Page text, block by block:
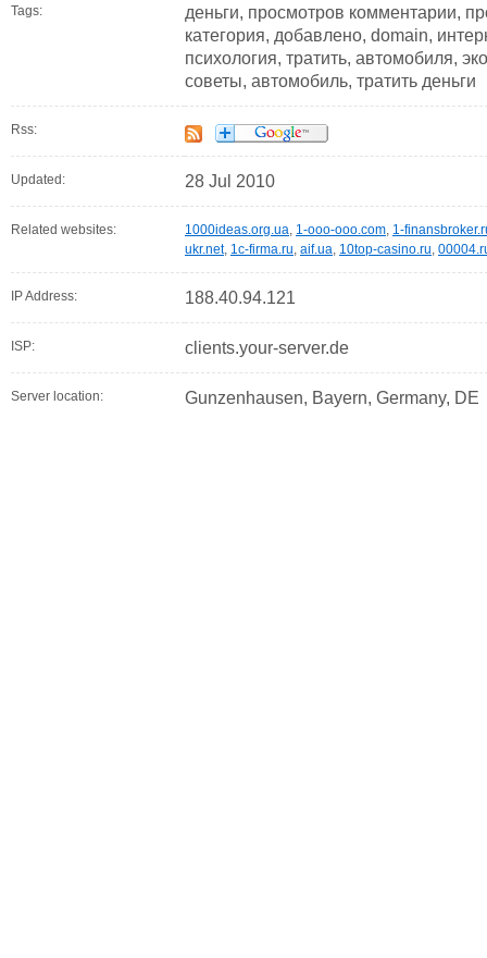
Tags:
деньги, просмотров комментарии,
категория, добавлено, domain,
психология, тратить, автомобиля,
советы, автомобиль, тратить деньги
Rss:
Updated: 28 Jul 2010
Related websites: 1000ideas.org.ua, 1-ooo-ooo.com, 1-
ukr.net, 1c-firma.ru, aif.ua, 10top-casino.ru,
IP Address: 188.40.94.121
ISP: clients.your-server.de
Server location: Gunzenhausen, Bayern, Germany, DE